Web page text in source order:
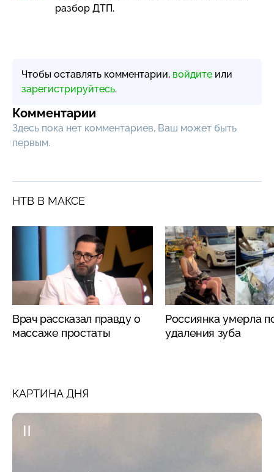
разбор ДТП.
Чтобы оставлять комментарии, войдите или
зарегистрируйтесь.
Комментарии
Здесь пока нет комментариев, Ваш может быть
первым.
НТВ В МАКСЕ
Врач рассказал правду о
массаже простаты
Россиянка умерла
удаления зуба
КАРТИНА ДНЯ